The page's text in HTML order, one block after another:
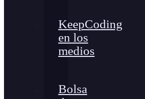
KeepCoding
en los
medios
Bolsa